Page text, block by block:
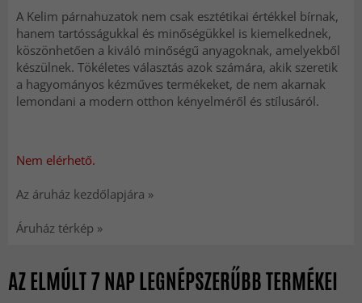
A Kelim párnahuzatok nem csak esztétikai értékkel bírnak,
hanem tartósságukkal és minőségükkel is kiemelkednek,
köszönhetően a kiváló minőségű anyagoknak, amelyekből
készülnek. Tökéletes választás azok számára, akik szeretik
a hagyományos kézműves termékeket, de nem akarnak
lemondani a modern otthon kényelméről és stílusáról.
Nem elérhető.
Az áruház kezdőlapjára »
Áruház térkép »
AZ ELMÚLT 7 NAP LEGNÉPSZERŰBB TERMÉKEI